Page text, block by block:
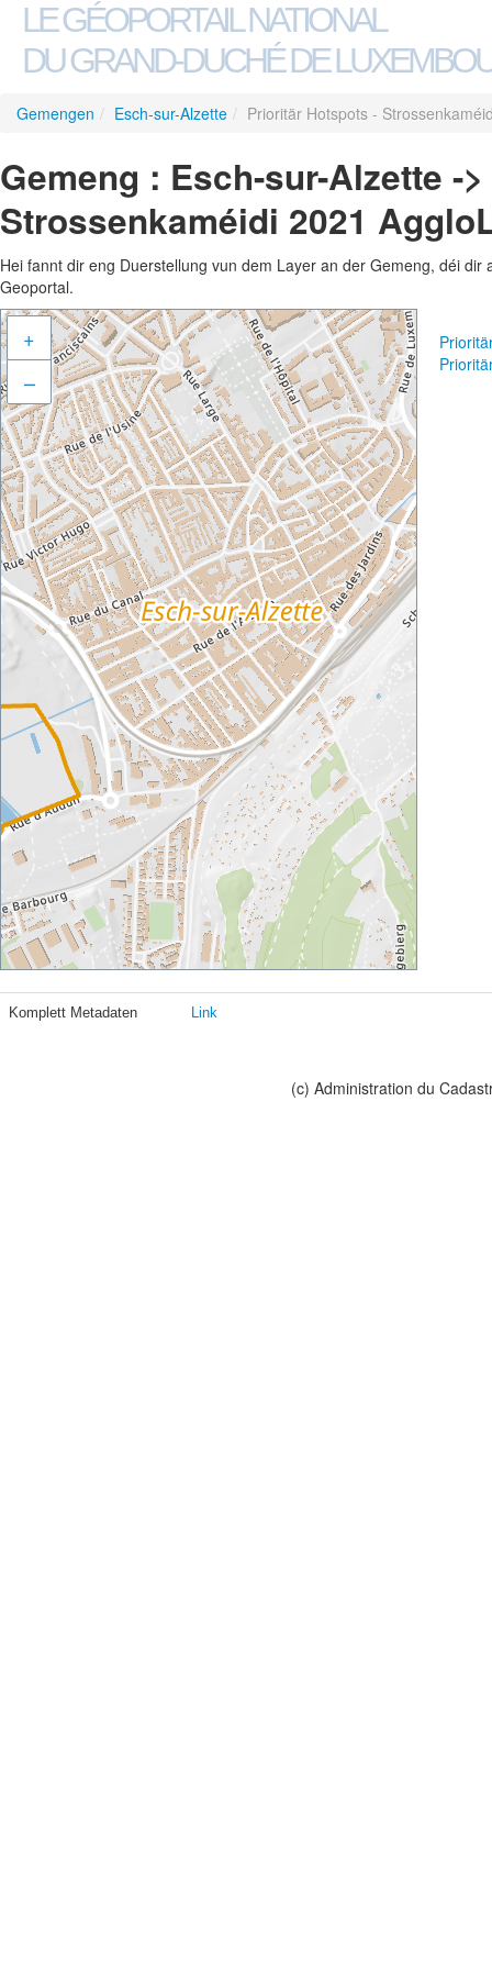
LE GÉOPORTAIL NATIONAL
DU GRAND-DUCHÉ DE
Gemengen / Esch-sur-Alzette / Prioritär Hotspots -
Gemeng : Esch-sur-Alzette -
Strossenkaméidi 2021
Hei fannt dir eng Duerstellung vun dem Layer an der Gemeng, déi
Geoportal.
+
–
Komplett Metadaten Link
(c) Administration du